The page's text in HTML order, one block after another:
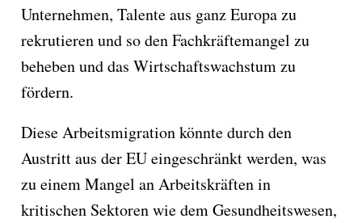
Unternehmen, Talente aus ganz Europa zu
rekrutieren und so den Fachkräftemangel zu
beheben und das Wirtschaftswachstum zu
fördern.
Diese Arbeitsmigration könnte durch den
Austritt aus der EU eingeschränkt werden, was
zu einem Mangel an Arbeitskräften in
kritischen Sektoren wie dem Gesundheitswesen,